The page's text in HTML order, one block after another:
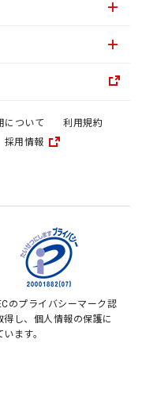
について
利用規約
採用情報
のプライバシーマーク認
得し、個人情報の保護に
ます。